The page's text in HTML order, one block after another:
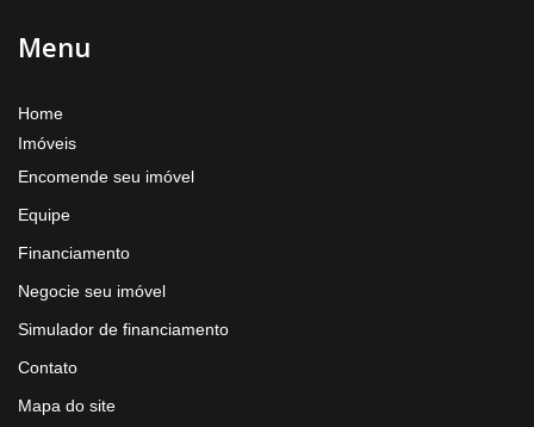
Menu
Home
Imóveis
Encomende seu imóvel
Equipe
Financiamento
Negocie seu imóvel
Simulador de financiamento
Contato
Mapa do site